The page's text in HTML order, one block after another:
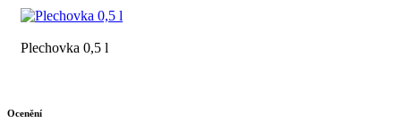
Plechovka 0,5 l
Ocenění